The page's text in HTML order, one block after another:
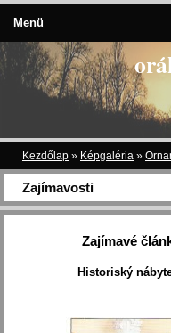
Kezdőlap » Képgaléria »
Zajímavosti
Zajímavé
Historiský
Menü